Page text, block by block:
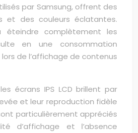
par Samsung, offrent des
et des couleurs éclatantes.
éteindre complètement les
en une consommation
de l’affichage de contenus
écrans IPS LCD brillent par
et leur reproduction fidèle
particulièrement appréciés
d’affichage et l’absence